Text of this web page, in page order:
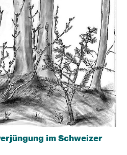
im Schweizer